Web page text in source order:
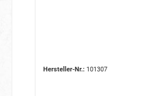
Hersteller-Nr.:101307